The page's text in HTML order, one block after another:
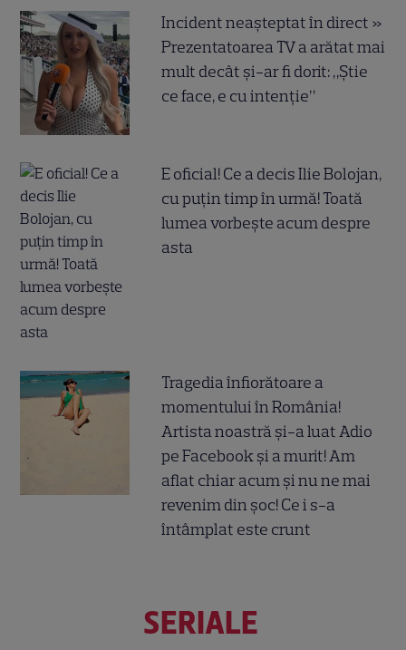
Incident neașteptat în direct »
Prezentatoarea TV a arătat mai
mult decât și-ar fi dorit: „Știe
ce face, e cu intenție”
E oficial! Ce a decis Ilie Bolojan,
cu puțin timp în urmă! Toată
lumea vorbește acum despre
asta
Tragedia înfiorătoare a
momentului în România!
Artista noastră și-a luat Adio
pe Facebook și a murit! Am
aflat chiar acum și nu ne mai
revenim din șoc! Ce i s-a
întâmplat este crunt
SERIALE